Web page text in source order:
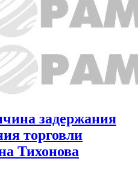
задержания
торговли
Тихонова